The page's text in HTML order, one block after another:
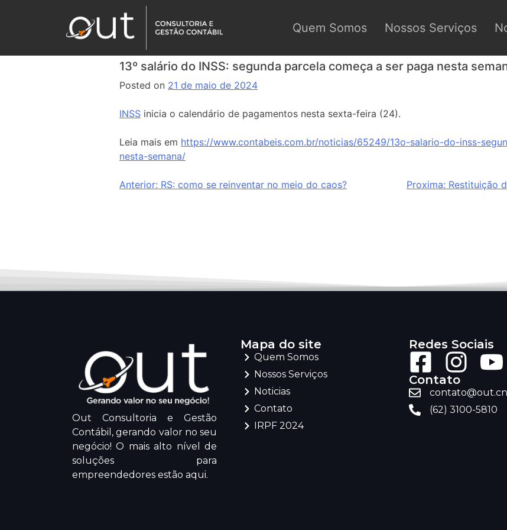
Quem Somos Nossos Serviços
13º salário do INSS: segunda parcela começa a ser paga nesta
Posted on 21 de maio de 2024
INSS inicia o calendário de pagamentos nesta sexta-feira (24).
Leia mais em https://www.contabeis.com.br/noticias/65249/13o-salario-do-inss-
nesta-semana/
Anterior: RS: como se reinventar no meio do caos? Proxima: Restituição
Out Consultoria e Gestão
Contábil, gerando valor no seu
negócio! O mais alto nível de
soluções para
empreendedores estão aqui.
Mapa do site
Quem Somos
Nossos Serviços
Noticias
Contato
IRPF 2024
Redes Sociais
Contato
(62) 3100-5810